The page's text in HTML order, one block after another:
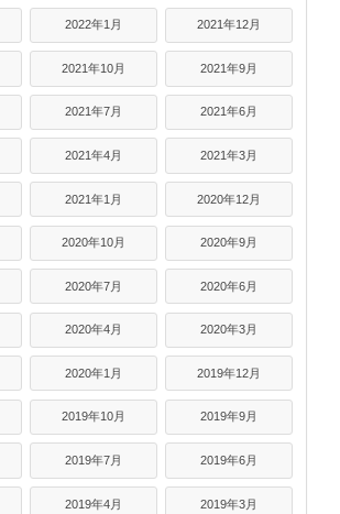
2022年1月 2021年12月
2021年10月 2021年9月
2021年7月 2021年6月
2021年4月 2021年3月
2021年1月 2020年12月
2020年10月 2020年9月
2020年7月 2020年6月
2020年4月 2020年3月
2020年1月 2019年12月
2019年10月 2019年9月
2019年7月 2019年6月
2019年4月 2019年3月